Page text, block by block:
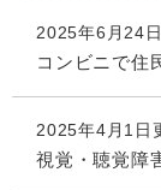
2025年6月24
コンビニで住
2025年4月1日
視覚・聴覚障